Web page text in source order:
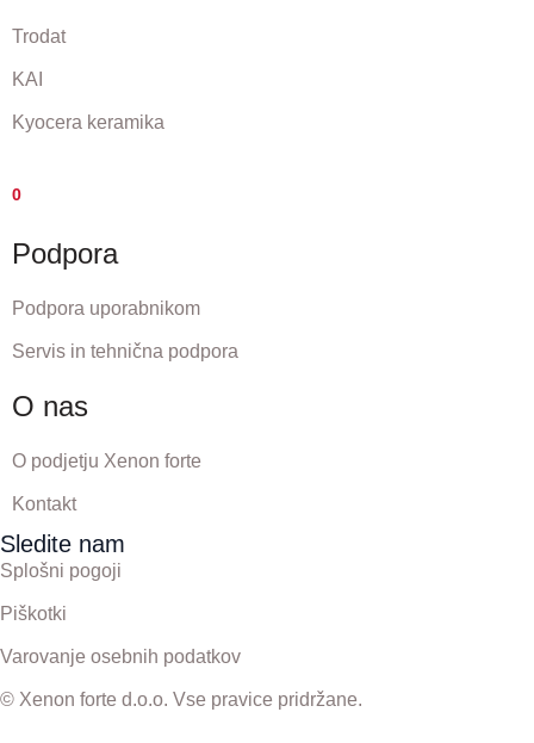
Trodat
KAI
Kyocera keramika
0
Podpora
Podpora uporabnikom
Servis in tehnična podpora
O nas
O podjetju Xenon forte
Kontakt
Sledite nam
Splošni pogoji
Piškotki
Varovanje osebnih podatkov
© Xenon forte d.o.o. Vse pravice pridržane.